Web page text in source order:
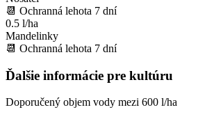
📆 Ochranná lehota 7 dní
0.5 l/ha
Mandelinky
📆 Ochranná lehota 7 dní
Ďalšie informácie pre kultúru
Doporučený objem vody mezi 600 l/ha